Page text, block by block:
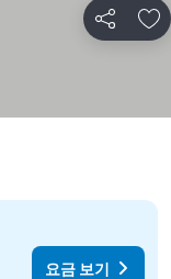
공유 즐
요금 보기